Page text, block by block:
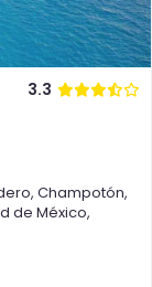
3.3
, Champotón,
de México,